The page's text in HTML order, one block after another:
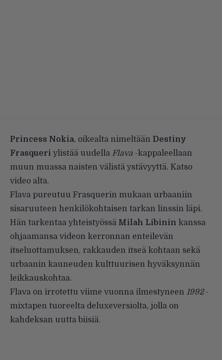
Princess Nokia, oikealta nimeltään Destiny
Frasqueri ylistää uudella Flava -kappaleellaan
muun muassa naisten välistä ystävyyttä. Katso
video alta.
Flava pureutuu Frasquerin mukaan urbaaniin
sisaruuteen henkilökohtaisen tarkan linssin läpi.
Hän tarkentaa yhteistyössä Milah Libinin kanssa
ohjaamansa videon kerronnan enteilevän
itseluottamuksen, rakkauden itseä kohtaan sekä
urbaanin kauneuden kulttuurisen hyväksynnän
leikkauskohtaa.
Flava on irrotettu viime vuonna ilmestyneen 1992-
mixtapen tuoreelta deluxeversiolta, jolla on
kahdeksan uutta biisiä.